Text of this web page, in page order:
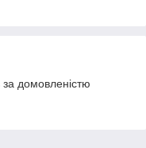
домовленістю